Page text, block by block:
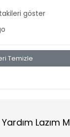
göster
Temizle
Yardım Lazım